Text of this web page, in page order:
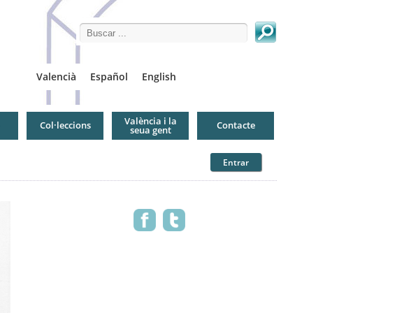
Search this site
Valencià Español English
Col·leccions València i la
seua gent Contacte
Entrar